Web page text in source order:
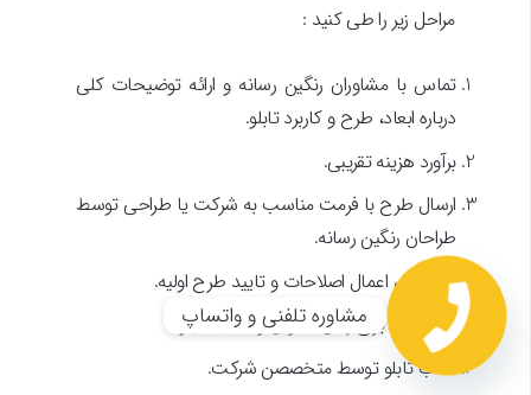
مراحل زیر را طی کنید :
تماس با مشاوران رنگین رسانه و ارائه توضیحات کلی
درباره ابعاد، طرح و کاربرد تابلو.
برآورد هزینه تقریبی.
ارسال طرح با فرمت مناسب به شرکت یا طراحی توسط
طراحان رنگین رسانه.
مشاهده، اعمال اصلاحات و تایید طرح اولیه.
هماهنگی برای زمان تحویل و نصب تابلو.
نصب تابلو توسط متخصصن شرکت.
مشاوره تلفنی و واتساپ
Open